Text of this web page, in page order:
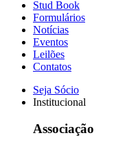
Stud Book
Formulários
Notícias
Eventos
Leilões
Contatos
Seja Sócio
Institucional
Associação